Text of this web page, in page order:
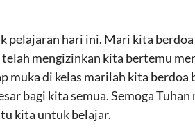
pelajaran hari ini. Mari kita
mengizinkan kita bertemu
di kelas marilah kita berdoa
bagi kita semua. Semoga
kita untuk belajar.